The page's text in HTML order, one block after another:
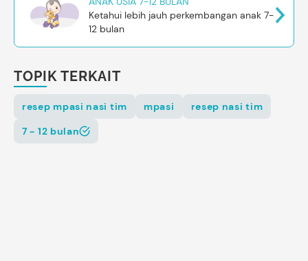
Ketahui lebih jauh perkembangan anak 7-
12 bulan
TOPIK TERKAIT
resep mpasi nasi tim mpasi
resep nasi tim
7 - 12 bulan